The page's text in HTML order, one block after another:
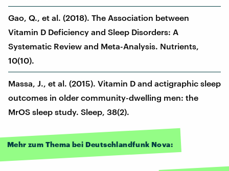
Gao, Q., et al. (2018). The Association between
Vitamin D Deficiency and Sleep Disorders: A
Systematic Review and Meta-Analysis. Nutrients,
10(10).
Massa, J., et al. (2015). Vitamin D and actigraphic sleep
outcomes in older community-dwelling men: the
MrOS sleep study. Sleep, 38(2).
Mehr zum Thema bei Deutschlandfunk Nova: